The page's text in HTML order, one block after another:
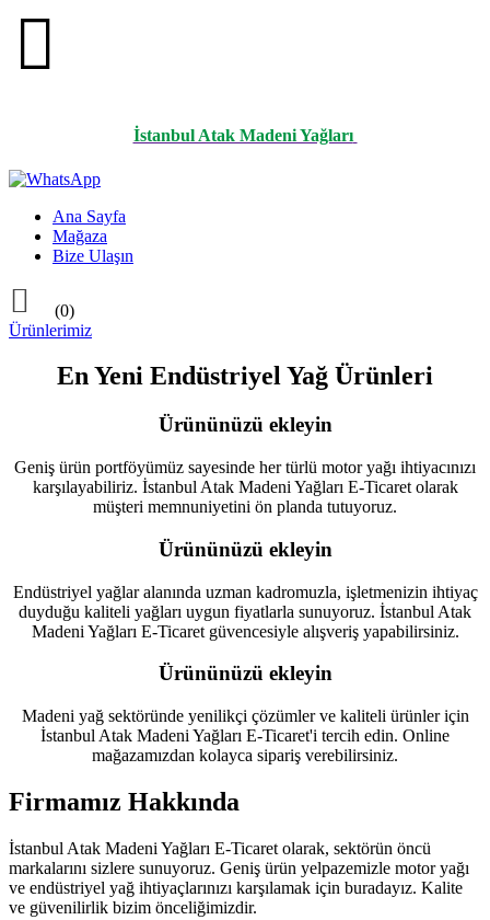

İstanbul Atak Madeni Yağları
Ana Sayfa
Mağaza
Bize Ulaşın

(0)
Ürünlerimiz
En Yeni Endüstriyel Yağ Ürünleri
Ürününüzü ekleyin
Geniş ürün portföyümüz sayesinde her türlü motor yağı ihtiyacınızı
karşılayabiliriz. İstanbul Atak Madeni Yağları E-Ticaret olarak
müşteri memnuniyetini ön planda tutuyoruz.
Ürününüzü ekleyin
Endüstriyel yağlar alanında uzman kadromuzla, işletmenizin ihtiyaç
duyduğu kaliteli yağları uygun fiyatlarla sunuyoruz. İstanbul Atak
Madeni Yağları E-Ticaret güvencesiyle alışveriş yapabilirsiniz.
Ürününüzü ekleyin
Madeni yağ sektöründe yenilikçi çözümler ve kaliteli ürünler için
İstanbul Atak Madeni Yağları E-Ticaret'i tercih edin. Online
mağazamızdan kolayca sipariş verebilirsiniz.
Firmamız Hakkında
İstanbul Atak Madeni Yağları E-Ticaret olarak, sektörün öncü
markalarını sizlere sunuyoruz. Geniş ürün yelpazemizle motor yağı
ve endüstriyel yağ ihtiyaçlarınızı karşılamak için buradayız. Kalite
ve güvenilirlik bizim önceliğimizdir.